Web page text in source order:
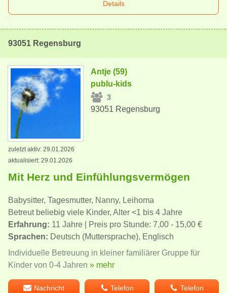
Details
93051 Regensburg
Antje (59)
publu-kids
3
93051 Regensburg
zuletzt aktiv: 29.01.2026
aktualisiert: 29.01.2026
Mit Herz und Einfühlungsvermögen
Babysitter, Tagesmutter, Nanny, Leihoma
Betreut beliebig viele Kinder, Alter <1 bis 4 Jahre
Erfahrung: 11 Jahre | Preis pro Stunde: 7,00 - 15,00 €
Sprachen: Deutsch (Muttersprache), Englisch
Individuelle Betreuung in kleiner familiärer Gruppe für
Kinder von 0-4 Jahren » mehr
Nachricht Telefon Telefon